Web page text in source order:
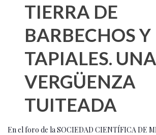
TIERRA DE
BARBECHOS Y
TAPIALES. UNA
VERGÜENZA
TUITEADA
En el foro de la SOCIEDAD CIENTÍFICA DE